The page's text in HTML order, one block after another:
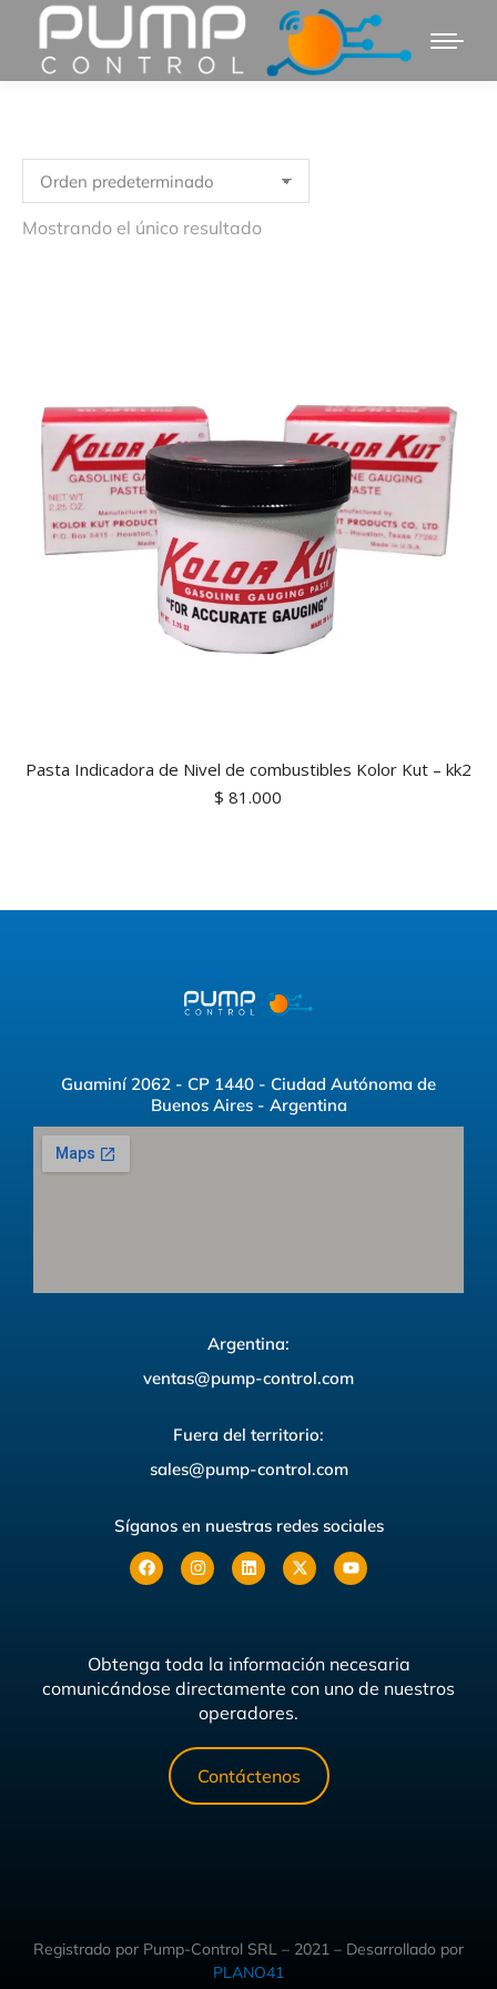
Mostrando el único resultado
Pasta Indicadora de Nivel de combustibles Kolor Kut – kk2
$ 81.000
Guaminí 2062 - CP 1440 - Ciudad Autónoma de
Buenos Aires - Argentina
Argentina:
ventas@pump-control.com
Fuera del territorio:
sales@pump-control.com
Síganos en nuestras redes sociales
Obtenga toda la información necesaria
comunicándose directamente con uno de nuestros
operadores.
Contáctenos
Registrado por Pump-Control SRL – 2021 – Desarrollado por
PLANO41